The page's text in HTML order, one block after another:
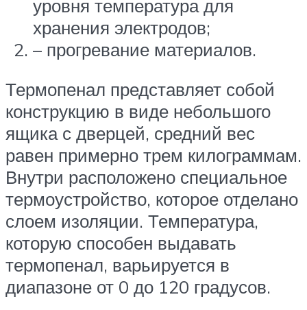
уровня температура для
хранения электродов;
– прогревание материалов.
Термопенал представляет собой
конструкцию в виде небольшого
ящика с дверцей, средний вес
равен примерно трем килограммам.
Внутри расположено специальное
термоустройство, которое отделано
слоем изоляции. Температура,
которую способен выдавать
термопенал, варьируется в
диапазоне от 0 до 120 градусов.